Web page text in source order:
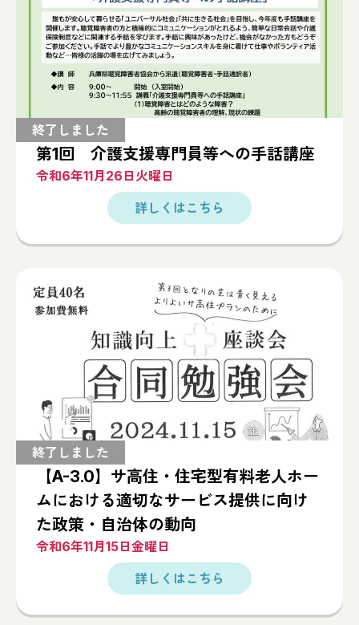
第1回 介護支援専門員等への手話講座
令和6年11月26日火曜日
【A-3.0】サ高住・住宅型有料老人ホー
ムにおける適切なサービス提供に向け
た政策・自治体の動向
令和6年11月15日金曜日